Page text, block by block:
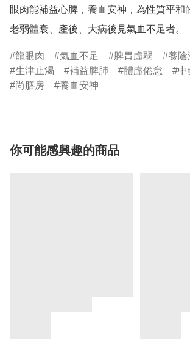
眼肉能補益心脾，養血安神，為性質平和
老弱體衰、產後、大病後見氣血不足者。
龍眼肉 氣血不足 脾胃虛弱
養陰
生津止渴
補益脾肺 體虛倦怠 中
尚膳房
養血安神
你可能感興趣的商品